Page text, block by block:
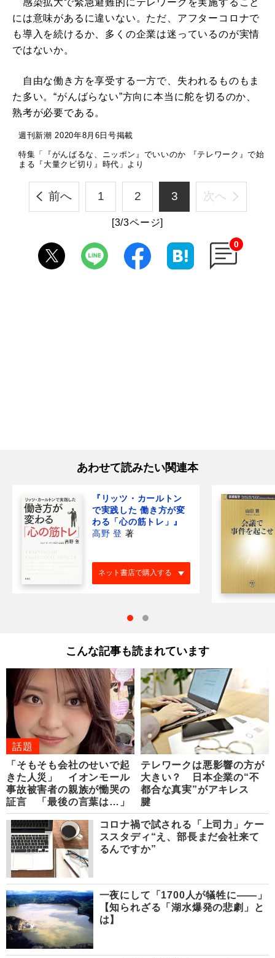
には意味があるに違いない。ただ、アフターコロナで
も導入を続けるか、多くの企業は迷っているのが実情
ではないか。
自由な働き方を享受する一方で、失われるものもま
た多い。“がんばらない”方向に本当に舵を切るのか、
熟考が必要である。
週刊新潮 2020年8月6日号掲載
特集「『がんばるな、ニッポン』でいいのか 『テレワーク』で始
まる『大量クビ切り』時代」より
前へ 1 2 3 次へ
[3/3ページ]
0
あわせて読みたい関連本
『リッツ・カールトン
で実践した 働き方が変
わる「心の筋トレ」』
高野 登 著
ネット書店で購入する
こんな記事も読まれています
話題
「そもそも会社のせいで起
きた人災」 イオンモール
事故被害者の親族が慟哭の
証言 「最後の言葉は…」
テレワークは悪影響の方が
大きい？ 日本企業の“不
都合な真実”がアキレス
腱
コロナ禍で試される「上司力」ケー
ススタディ“え、部長まだ会社来て
るんですか”
一夜にして「1700人が犠牲に――」
【知られざる「湖水爆発の悲劇」と
は】